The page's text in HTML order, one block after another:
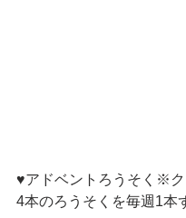
♥アドベントろうそく※
4本のろうそくを毎週1本